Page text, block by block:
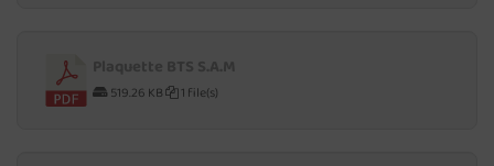
519.26 KB 1 file(s)